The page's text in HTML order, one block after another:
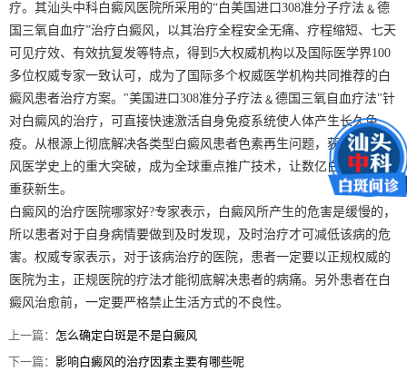
疗。其汕头中科白癜风医院所采用的“白美国进口308准分子疗法﹠德
国三氧自血疗”治疗白癜风，以其治疗全程安全无痛、疗程缩短、七天
可见疗效、有效抗复发等特点，得到5大权威机构以及国际医学界100
多位权威专家一致认可，成为了国际多个权威医学机构共同推荐的白
癜风患者治疗方案。"美国进口308准分子疗法﹠德国三氧自血疗法"针
对白癜风的治疗，可直接快速激活自身免疫系统使人体产生长久免
疫。从根源上彻底解决各类型白癜风患者色素再生问题，获得了白癜
风医学史上的重大突破，成为全球重点推广技术，让数亿白癜风患者
重获新生。
白癜风的治疗医院哪家好?专家表示，白癜风所产生的危害是缓慢的，
所以患者对于自身病情要做到及时发现，及时治疗才可减低该病的危
害。权威专家表示，对于该病治疗的医院，患者一定要以正规权威的
医院为主，正规医院的疗法才能彻底解决患者的病痛。另外患者在白
癜风治愈前，一定要严格禁止生活方式的不良性。
上一篇： 怎么确定白斑是不是白癜风
下一篇：影响白癜风的治疗因素主要有哪些呢